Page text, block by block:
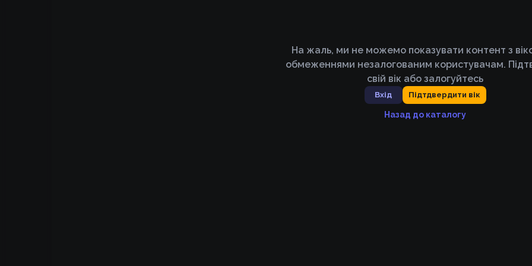
На жаль, ми не можемо показувати контент з
обмеженнями незалогованим користувачам.
свій вік або залогуйтесь
Вхід Підтдвердити вік
Назад до каталогу